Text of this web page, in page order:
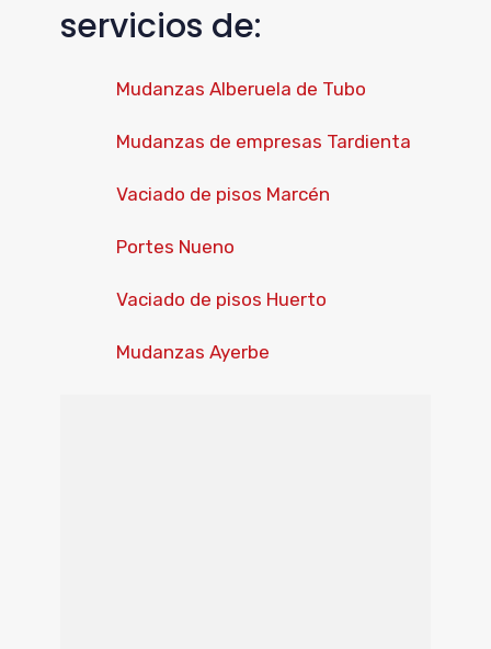
servicios de:
Mudanzas Alberuela de Tubo
Mudanzas de empresas Tardienta
Vaciado de pisos Marcén
Portes Nueno
Vaciado de pisos Huerto
Mudanzas Ayerbe